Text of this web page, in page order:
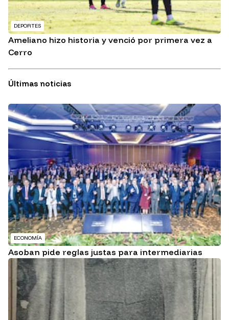
DEPORTES
Ameliano hizo historia y venció por primera vez a
Cerro
Últimas noticias
ECONOMÍA
Asoban pide reglas justas para intermediarias